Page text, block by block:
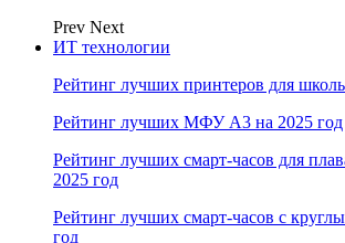
Prev Next
ИТ технологии
Рейтинг лучших принтеров для
Рейтинг лучших МФУ А3 на 2025 год
Рейтинг лучших смарт-часов для
2025 год
Рейтинг лучших смарт-часов с
год